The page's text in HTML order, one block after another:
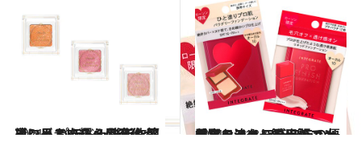
2021.11.16
コンビニコスメの進化が凄い！ パラドゥの新作アイシャドウなら 誰でも簡単に品よく輝く目元に
ビューティ＆ヘルス 2021.11.18
美容ライター愛用のコンビニコスメ プチプラの優秀ミニファンデーション 急なお泊まりや出張で大活躍！
ビューティ＆ヘルス